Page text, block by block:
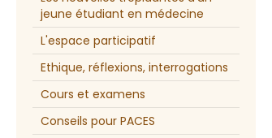
jeune étudiant en médecine
L'espace participatif
Ethique, réflexions, interrogations
Cours et examens
Conseils pour PACES